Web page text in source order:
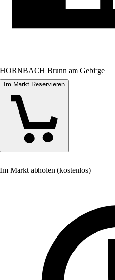
HORNBACH Brunn am Gebirge
Im Markt Reservieren
Im Markt abholen (kostenlos)